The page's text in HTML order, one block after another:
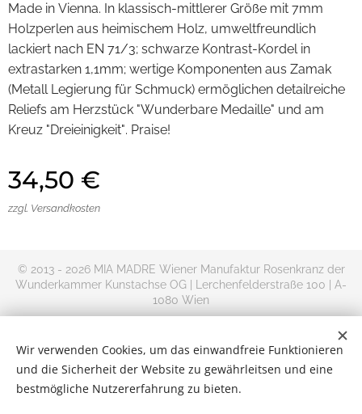
Made in Vienna. In klassisch-mittlerer Größe mit 7mm
Holzperlen aus heimischem Holz, umweltfreundlich
lackiert nach EN 71/3; schwarze Kontrast-Kordel in
extrastarken 1,1mm; wertige Komponenten aus Zamak
(Metall Legierung für Schmuck) ermöglichen detailreiche
Reliefs am Herzstück "Wunderbare Medaille" und am
Kreuz "Dreieinigkeit". Praise!
34,50 €
zzgl. Versandkosten
© 2013 - 2026 MIA MADRE Wiener Manufaktur Rosenkranz der
Wunderkammer Kunstachse OG | Lerchenfelderstraße 100 | A-
1080 Wien
Rosenkranz kaufen im Online Shop | Versand Deutschland,
Österreich und Rest-Europa
Kontakt | Impressum|Allgemeine
Geschäftsbedingungen| Datenschutzerklärung
Wir verwenden Cookies, um das einwandfreie Funktionieren
und die Sicherheit der Website zu gewährleitsen und eine
bestmögliche Nutzererfahrung zu bieten.